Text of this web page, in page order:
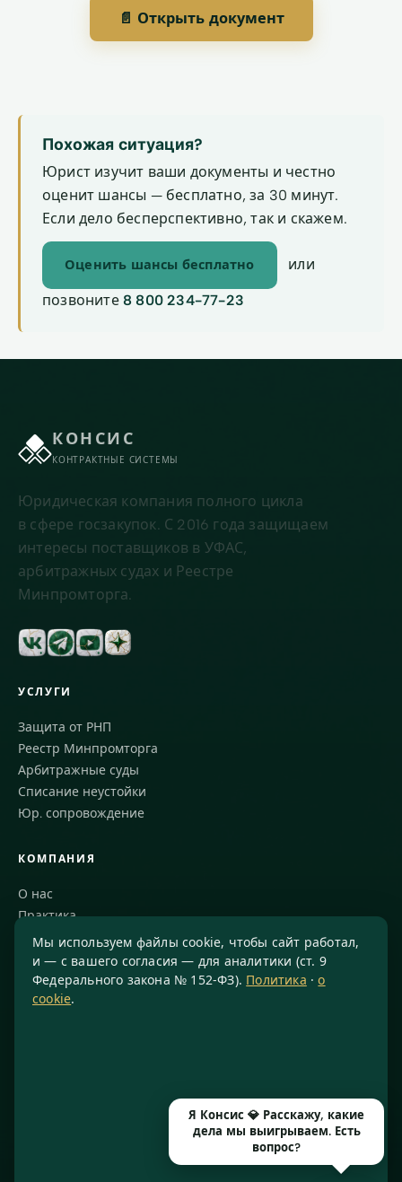
📄 Открыть документ
Похожая ситуация?
Юрист изучит ваши документы и честно
оценит шансы — бесплатно, за 30 минут.
Если дело бесперспективно, так и скажем.
Оценить шансы бесплатно или
позвоните 8 800 234-77-23
КОНСИС
КОНТРАКТНЫЕ СИСТЕМЫ
Юридическая компания полного цикла
в сфере госзакупок. С 2016 года защищаем
интересы поставщиков в УФАС,
арбитражных судах и Реестре
Минпромторга.
УСЛУГИ
Защита от РНП
Реестр Минпромторга
Арбитражные суды
Списание неустойки
Юр. сопровождение
КОМПАНИЯ
О нас
Практика
Блог
Команда
Благодарности
Москва, Варшавское шоссе, д. 1А, помещение 14/7
Мы используем файлы cookie, чтобы сайт работал,
и — с вашего согласия — для аналитики (ст. 9
Федерального закона № 152-ФЗ). Политика ·о
cookie.
Я Консис 💎 Расскажу, какие
дела мы выигрываем. Есть
вопрос?